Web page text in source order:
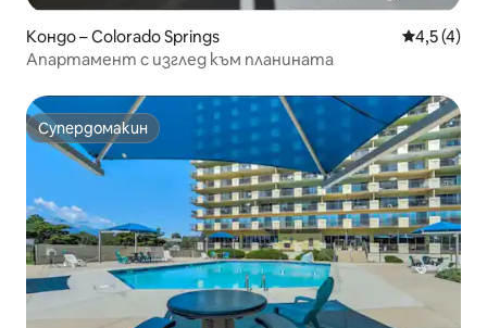
Кондо – Colorado Springs Средна
4,5 (4)
Апартамент с изглед към планината
Супердомакин
Супердомакин